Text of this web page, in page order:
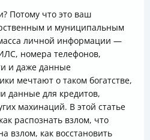
данные и связанные
подозрении на взлом или
Потому что это ваш
и муниципальным
личной информации —
номера телефонов,
и даже данные
мечтают о таком богатстве,
данные для кредитов,
махинаций. В этой статье
распознать взлом, что
взлом, как восстановить